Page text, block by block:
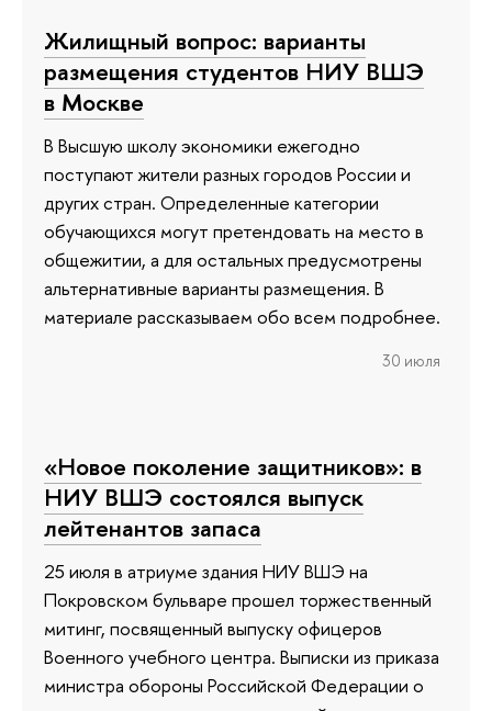
Жилищный вопрос: варианты
размещения студентов НИУ ВШЭ
в Москве
В Высшую школу экономики ежегодно
поступают жители разных городов России и
других стран. Определенные категории
обучающихся могут претендовать на место в
общежитии, а для остальных предусмотрены
альтернативные варианты размещения. В
материале рассказываем обо всем подробнее.
30 июля
«Новое поколение защитников»: в
НИУ ВШЭ состоялся выпуск
лейтенантов запаса
25 июля в атриуме здания НИУ ВШЭ на
Покровском бульваре прошел торжественный
митинг, посвященный выпуску офицеров
Военного учебного центра. Выписки из приказа
министра обороны Российской Федерации о